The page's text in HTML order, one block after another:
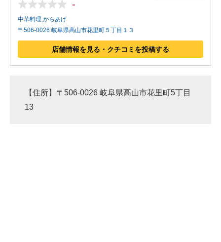
-
中華料理,からあげ
〒506-0026 岐阜県高山市花里町５丁目１３
店舗情報を見る・クチコミを投稿する
【住所】〒506-0026 岐阜県高山市花里町5丁目
13